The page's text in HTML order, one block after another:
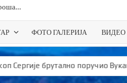
ФОТО ГАЛЕРИЈА ВИДЕО
поручио Вукановићу “У